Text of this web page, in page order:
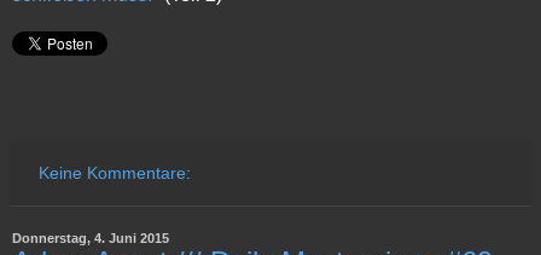
Keine Kommentare:
Donnerstag, 4. Juni 2015